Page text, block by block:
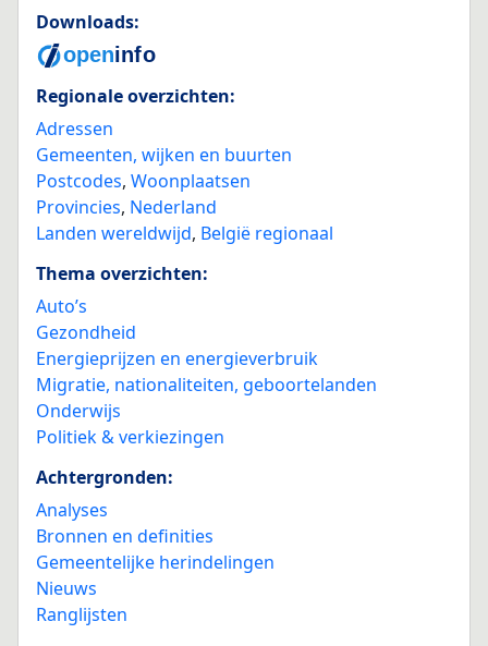
Downloads:
Regionale overzichten:
Adressen
Gemeenten, wijken en buurten
Postcodes, Woonplaatsen
Provincies, Nederland
Landen wereldwijd, België regionaal
Thema overzichten:
Auto’s
Gezondheid
Energieprijzen en energieverbruik
Migratie, nationaliteiten, geboortelanden
Onderwijs
Politiek & verkiezingen
Achtergronden:
Analyses
Bronnen en definities
Gemeentelijke herindelingen
Nieuws
Ranglijsten